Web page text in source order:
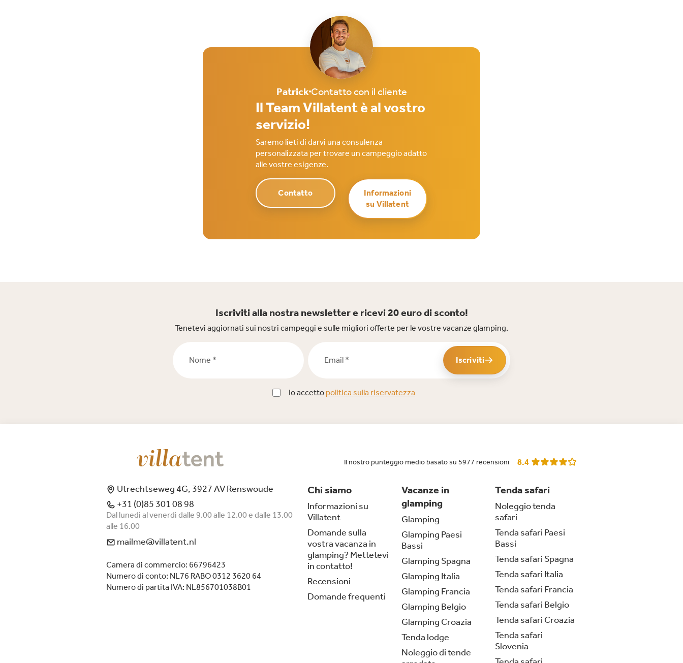
PatrickContatto con il cliente
Il Team Villatent è al vostro
servizio!
Saremo lieti di darvi una consulenza
personalizzata per trovare un campeggio adatto
alle vostre esigenze.
Contatto
Informazioni
su Villatent
Iscriviti alla nostra newsletter e ricevi 20 euro di sconto!
Tenetevi aggiornati sui nostri campeggi e sulle migliori offerte per le vostre vacanze glamping.
Iscriviti
Io accetto politica sulla riservatezza
Il nostro punteggio medio basato su 5977 recensioni 8.4
Utrechtseweg 4G, 3927 AV Renswoude
+31 (0)85 301 08 98
Dal lunedì al venerdì dalle 9.00 alle 12.00 e dalle 13.00
alle 16.00
mailme@villatent.nl
Camera di commercio: 66796423
Numero di conto: NL76 RABO 0312 3620 64
Numero di partita IVA: NL856701038B01
Chi siamo
Informazioni su
Villatent
Domande sulla
vostra vacanza in
glamping? Mettetevi
in contatto!
Recensioni
Domande frequenti
Vacanze in
glamping
Glamping
Glamping Paesi
Bassi
Glamping Spagna
Glamping Italia
Glamping Francia
Glamping Belgio
Glamping Croazia
Tenda lodge
Noleggio di tende
Tenda safari
Noleggio tenda
safari
Tenda safari Paesi
Bassi
Tenda safari Spagna
Tenda safari Italia
Tenda safari Francia
Tenda safari Belgio
Tenda safari Croazia
Tenda safari
Slovenia